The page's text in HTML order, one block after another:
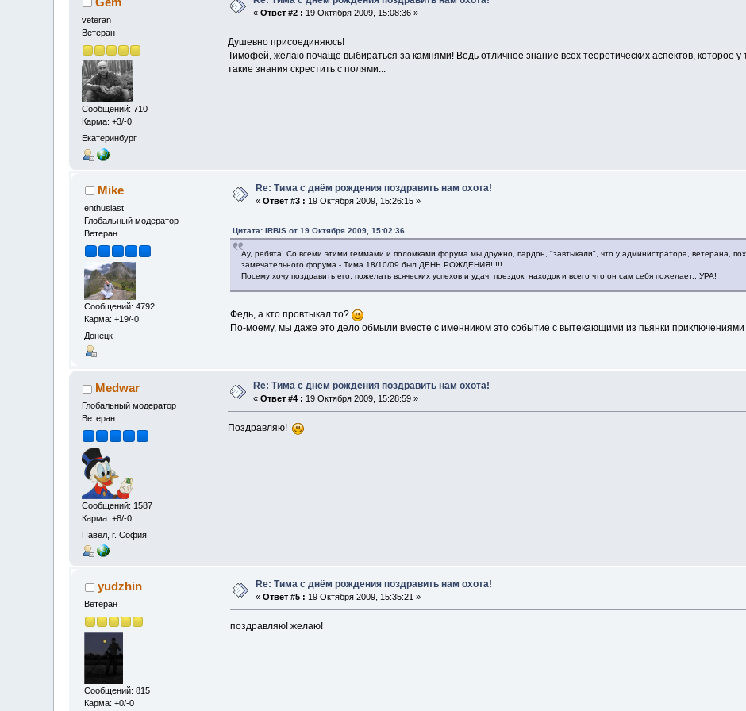
veteran
Ветеран
Сообщений: 710
Карма: +3/-0
Екатеринбург
«Ответ #2 : 19 Октября 2009, 15:08:36 »
Душевно присоединяюсь!
Тимофей, желаю почаще выбираться за камнями! Ведь отличное знание всех теоретических аспектов, которое
такие знания скрестить с полями...
Mike
enthusiast
Глобальный модератор
Ветеран
Сообщений: 4792
Карма: +19/-0
Донецк
Re: Тима с днём рождения поздравить нам охота!
«Ответ #3 : 19 Октября 2009, 15:26:15 »
Цитата: IRBIS от 19 Октября 2009, 15:02:36
Ау, ребята! Со всеми этими геммами и поломками форума мы дружно, пардон, "завтыкали", что у администратора, ветерана,
замечательного форума - Тима 18/10/09 был ДЕНЬ РОЖДЕНИЯ!!!!!
Посему хочу поздравить его, пожелать всяческих успехов и удач, поездок, находок и всего что он сам себя пожелает.. УРА!
Федь, а кто провтыкал то?
По-моему, мы даже это дело обмыли вместе с именником это событие с вытекающими из пьянки приключениями
Medwar
Глобальный модератор
Ветеран
Сообщений: 1587
Карма: +8/-0
Павел, г. София
Re: Тима с днём рождения поздравить нам охота!
«Ответ #4 : 19 Октября 2009, 15:28:59 »
Поздравляю!
yudzhin
Ветеран
Сообщений: 815
Карма: +0/-0
Re: Тима с днём рождения поздравить нам охота!
«Ответ #5 : 19 Октября 2009, 15:35:21 »
поздравляю! желаю!